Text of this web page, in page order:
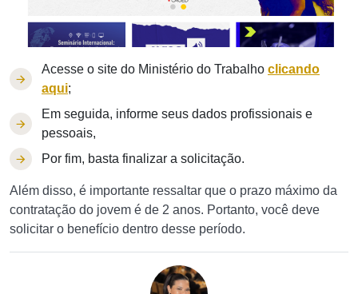
Acesse o site do Ministério do Trabalho clicando
aqui;
Em seguida, informe seus dados profissionais e
pessoais,
Por fim, basta finalizar a solicitação.
Além disso, é importante ressaltar que o prazo máximo da
contratação do jovem é de 2 anos. Portanto, você deve
solicitar o benefício dentro desse período.